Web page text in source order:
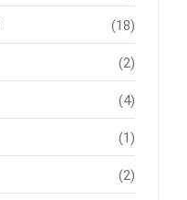
(18)
(2)
(4)
(1)
(2)